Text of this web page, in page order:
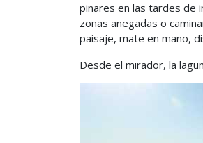
pinares en las tardes de
zonas anegadas o
paisaje, mate en mano,
Desde el mirador, la